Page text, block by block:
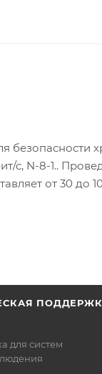
безопасности
с, N-8-1..
от 30 до
для систем